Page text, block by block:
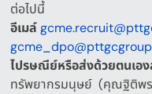
ต่อไปนี้
อีเมล์
ไปรษณีย์หรือส่งด้วยตนเอ
ทรัพยากรมนุษย์ (คุณฐิติพร